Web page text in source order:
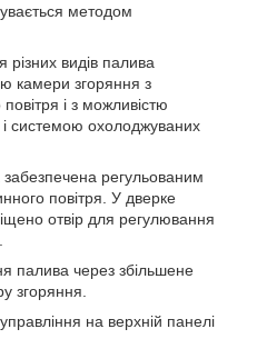
методом
видів палива
камери згоряння з
і з можливістю
і системою охолоджуваних
регульованим
повітря. У дверке
отвір для регулювання
палива через збільшене
згоряння.
на верхній панелі